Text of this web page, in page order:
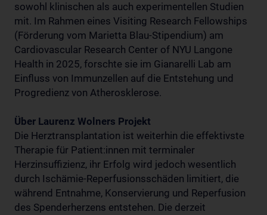
sowohl klinischen als auch experimentellen Studien
mit. Im Rahmen eines Visiting Research Fellowships
(Förderung vom Marietta Blau-Stipendium) am
Cardiovascular Research Center of NYU Langone
Health in 2025, forschte sie im Gianarelli Lab am
Einfluss von Immunzellen auf die Entstehung und
Progredienz von Atherosklerose.
Über Laurenz Wolners Projekt
Die Herztransplantation ist weiterhin die effektivste
Therapie für Patient:innen mit terminaler
Herzinsuffizienz, ihr Erfolg wird jedoch wesentlich
durch Ischämie-Reperfusionsschäden limitiert, die
während Entnahme, Konservierung und Reperfusion
des Spenderherzens entstehen. Die derzeit